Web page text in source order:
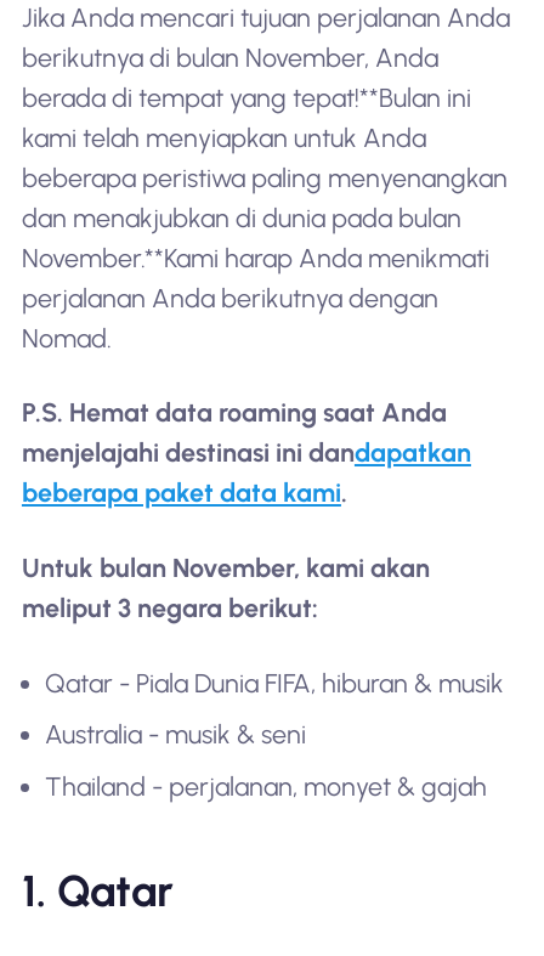
Jika Anda mencari tujuan perjalanan Anda
berikutnya di bulan November, Anda
berada di tempat yang tepat!**Bulan ini
kami telah menyiapkan untuk Anda
beberapa peristiwa paling menyenangkan
dan menakjubkan di dunia pada bulan
November.**Kami harap Anda menikmati
perjalanan Anda berikutnya dengan
Nomad.
P.S. Hemat data roaming saat Anda
menjelajahi destinasi ini dandapatkan
beberapa paket data kami.
Untuk bulan November, kami akan
meliput 3 negara berikut:
Qatar - Piala Dunia FIFA, hiburan & musik
Australia - musik & seni
Thailand - perjalanan, monyet & gajah
1. Qatar